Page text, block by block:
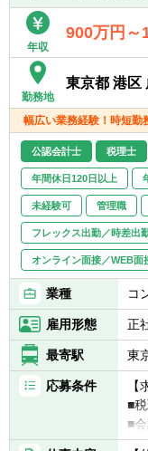
ス/
見
ズ
【
■
価
■
験
ビ
要
す
■
⇒
■
（
ネ
■
部
年収
900万円～
勤務地
東京都 港区
幅広い業務経験！時短勤
公認会計士 税理士
年間休日120日以上
未経験可 管理職
フレックス出勤／時差出
オンライン面接／WEB面
業種 コ
雇用形態 正
最寄駅 東
応募条件
【
■
■